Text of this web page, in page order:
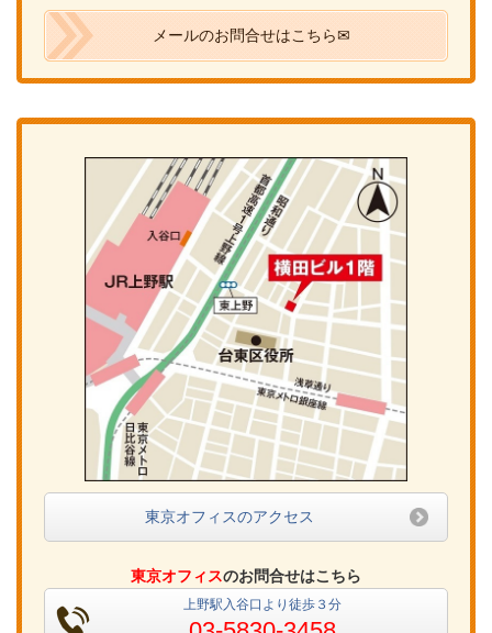
メールのお問合せはこちら✉
東京オフィスのアクセス
東京オフィスのお問合せはこちら
上野駅入谷口より徒歩３分